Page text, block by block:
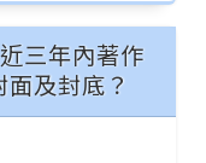
三年內著作
及封底？